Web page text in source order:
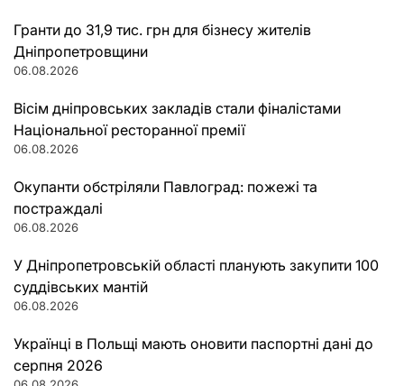
Гранти до 31,9 тис. грн для бізнесу жителів
Дніпропетровщини
06.08.2026
Вісім дніпровських закладів стали фіналістами
Національної ресторанної премії
06.08.2026
Окупанти обстріляли Павлоград: пожежі та
постраждалі
06.08.2026
У Дніпропетровській області планують закупити 100
суддівських мантій
06.08.2026
Українці в Польщі мають оновити паспортні дані до
серпня 2026